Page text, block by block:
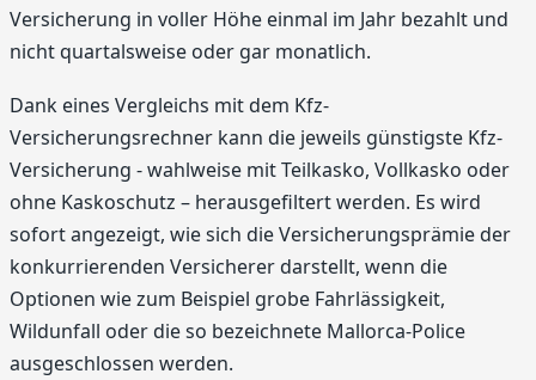
Versicherung in voller Höhe einmal im Jahr bezahlt und
nicht quartalsweise oder gar monatlich.
Dank eines Vergleichs mit dem Kfz-
Versicherungsrechner kann die jeweils günstigste Kfz-
Versicherung - wahlweise mit Teilkasko, Vollkasko oder
ohne Kaskoschutz – herausgefiltert werden. Es wird
sofort angezeigt, wie sich die Versicherungsprämie der
konkurrierenden Versicherer darstellt, wenn die
Optionen wie zum Beispiel grobe Fahrlässigkeit,
Wildunfall oder die so bezeichnete Mallorca-Police
ausgeschlossen werden.